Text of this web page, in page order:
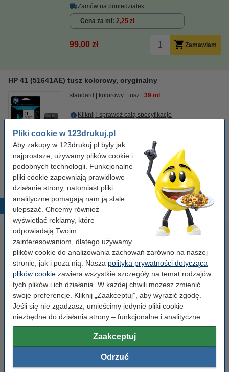
Pliki cookie w 123drukuj.pl
Aby zakupy w 123drukuj.pl były jak
najprostsze, używamy plików cookie i
podobnych technologii. Funkcjonalne
pliki cookie zapewniają prawidłowe
działanie strony, natomiast pliki
analityczne pomagają nam ją stale
ulepszać. Chcemy również
wyświetlać reklamy, które
odpowiadają Twoim
zainteresowaniom, dlatego używamy
plików cookie do analizowania zachowań zarówno na naszej
stronie, jak i poza nią. Nasza polityka prywatności dotycząca
plików cookie zawiera wszystkie szczegóły na temat rodzajów
tych plików i ich działania. W każdej chwili możesz zmienić
swoje preferencje. Kliknij „Zaakceptuj”, aby wyrazić zgodę.
Jeśli się nie zgadzasz, umieścimy jedynie pliki cookie
niezbędne do działania strony – funkcjonalne i analityczne.
Zaakceptuj
Odrzuć
Zamów na poniedziałek
Cena za ml 2,25 zł
99,00 zł Zamawiam
HP 41 (51641AE) tusz kolorowy, oryginalny
standard kolorowy tusz 39 ml
Kliknij i sprawdź całą specyfikacje
Cena za ml
Ten produkt został wycofany
Popularne produkty
Papier ksero A4 80 g/m2 (500
szt.), 123drukuj
Papier ksero A4 80 g/m2 (2500
szt.), 123drukuj (5 ryz)